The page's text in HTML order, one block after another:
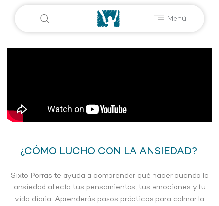
Menú
¿CÓMO LUCHO CON LA ANSIEDAD?
Sixto Porras te ayuda a comprender qué hacer cuando la
ansiedad afecta tus pensamientos, tus emociones y tu
vida diaria. Aprenderás pasos prácticos para calmar la